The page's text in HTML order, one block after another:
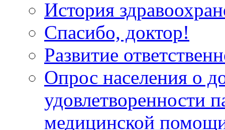
История
Спасибо, доктор!
Развитие
Опрос населения о
удовлетворенности
медицинской